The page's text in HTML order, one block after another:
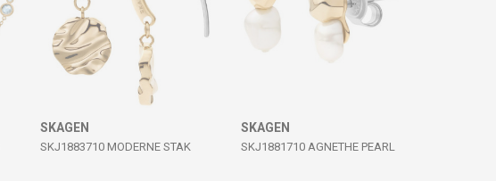
SKAGEN
SKJ1883710 MODERNE STAK
SKAGEN
SKJ1881710 AGNETHE PEARL